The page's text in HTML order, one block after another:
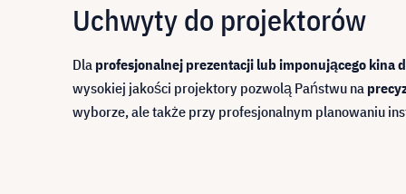
Uchwyty do projektorów
Dla profesjonalnej prezentacji lub imponującego kina
wysokiej jakości projektory pozwolą Państwu na
wyborze, ale także przy profesjonalnym planowaniu